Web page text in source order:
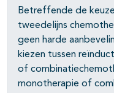
Betreffende de
tweedelijns
geen harde
kiezen tussen
of
monotherapie of